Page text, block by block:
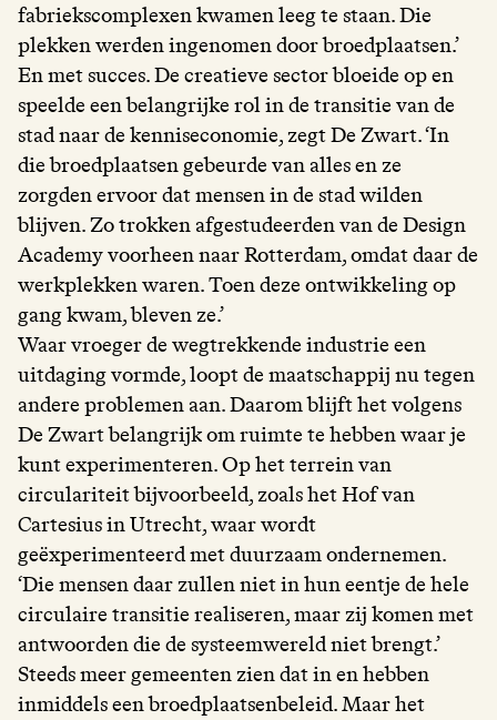
fabriekscomplexen kwamen leeg te staan. Die
plekken werden ingenomen door broedplaatsen.’
En met succes. De creatieve sector bloeide op en
speelde een belangrijke rol in de transitie van de
stad naar de kenniseconomie, zegt De Zwart. ‘In
die broedplaatsen gebeurde van alles en ze
zorgden ervoor dat mensen in de stad wilden
blijven. Zo trokken afgestudeerden van de Design
Academy voorheen naar Rotterdam, omdat daar de
werkplekken waren. Toen deze ontwikkeling op
gang kwam, bleven ze.’
Waar vroeger de wegtrekkende industrie een
uitdaging vormde, loopt de maatschappij nu tegen
andere problemen aan. Daarom blijft het volgens
De Zwart belangrijk om ruimte te hebben waar je
kunt experimenteren. Op het terrein van
circulariteit bijvoorbeeld, zoals het Hof van
Cartesius in Utrecht, waar wordt
geëxperimenteerd met duurzaam ondernemen.
‘Die mensen daar zullen niet in hun eentje de hele
circulaire transitie realiseren, maar zij komen met
antwoorden die de systeemwereld niet brengt.’
Steeds meer gemeenten zien dat in en hebben
inmiddels een broedplaatsenbeleid. Maar het